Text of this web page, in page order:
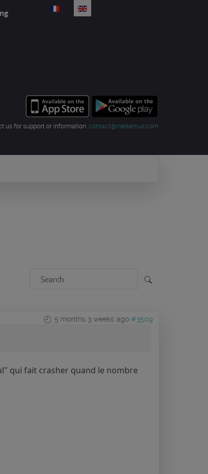
Select your language
us for support or information: contact@meltemus.com
5 months 3 weeks ago #3509
qui fait crasher quand le nombre